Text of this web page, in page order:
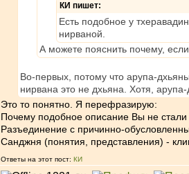
КИ пишет:
Есть подобное у
нирваной.
А можете пояснить почему,
Во-первых, потому что арупа-
нирвана это не дхьяна. Хотя,
Это то понятно. Я перефразирую:
Почему подобное описание Вы не
Разъединение с причинно-
Санджня (понятия, представления) -
Ответы на этот пост: КИ